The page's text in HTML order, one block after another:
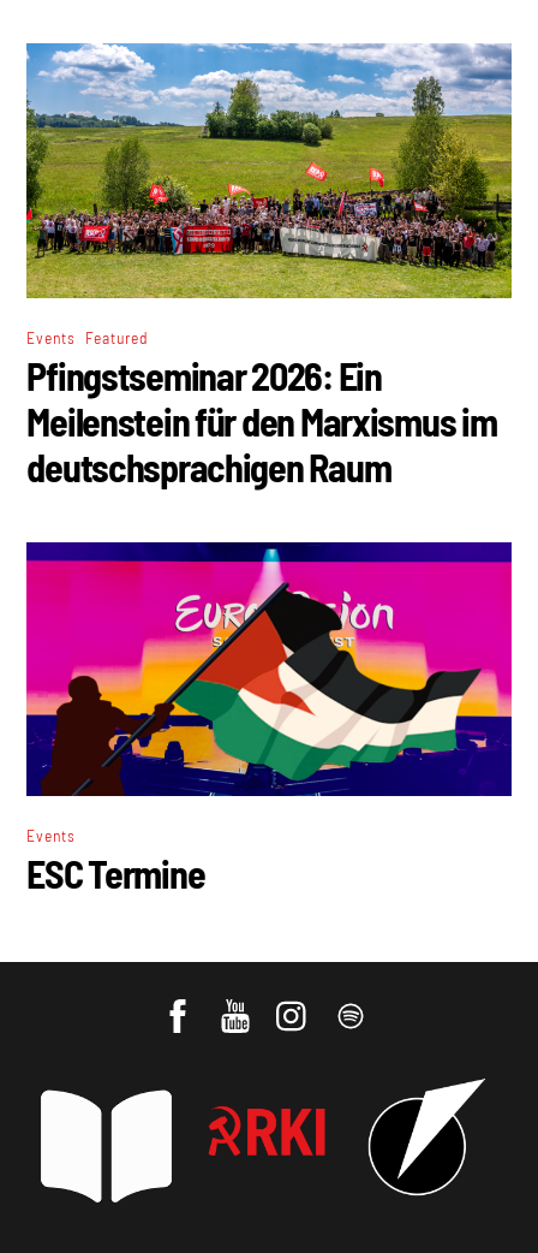
Events Featured
Pfingstseminar 2026: Ein
Meilenstein für den Marxismus im
deutschsprachigen Raum
Events
ESC Termine